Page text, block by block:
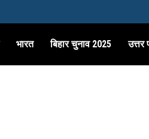
भारत बिहार चुनाव 2025 उत्तर